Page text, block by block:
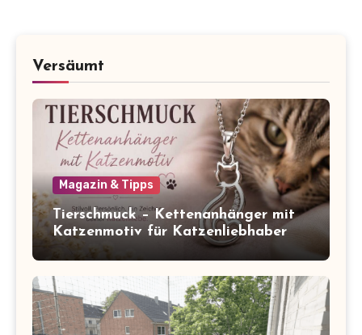
Versäumt
Magazin & Tipps
Tierschmuck – Kettenanhänger mit
Katzenmotiv für Katzenliebhaber